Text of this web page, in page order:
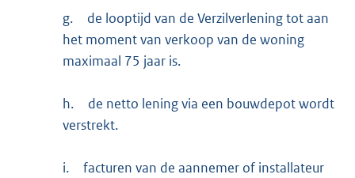
g.
de looptijd van de Verzilverlening tot aan
het moment van verkoop van de woning
maximaal 75 jaar is.
h.
de netto lening via een bouwdepot wordt
verstrekt.
i.
facturen van de aannemer of installateur